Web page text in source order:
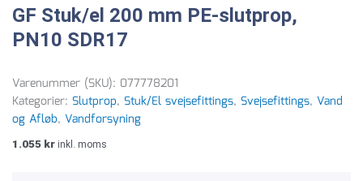
GF Stuk/el 200 mm PE-slutprop,
PN10 SDR17
Varenummer (SKU): 077778201
Kategorier: Slutprop, Stuk/El svejsefittings, Svejsefittings, Vand
og Afløb, Vandforsyning
1.055 kr inkl. moms